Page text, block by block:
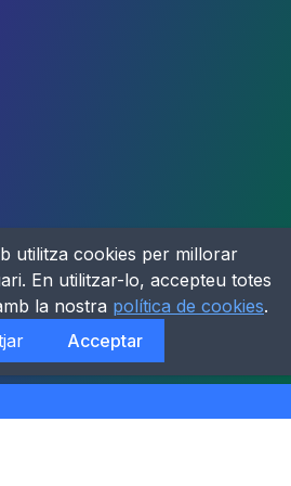
utilitza cookies per millorar
En utilitzar-lo, accepteu totes
la nostra política de cookies.
Acceptar